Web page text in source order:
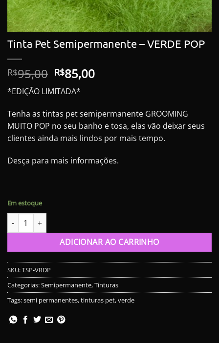
Tinta Pet Semipermanente – VERDE POP
R$95,00 O
preço
original
era:
R$95,00.
R$85,00O
é:
R$85,00.
*EDIÇÃO LIMITADA*
Tenha as tintas pet semipermanente GROOMING
MUITO POP no seu banho e tosa, elas vão deixar seus
clientes ainda mais lindos por mais tempo.
Desça para mais informações.
Em estoque
Tinta Pet Semipermanente - VERDE POP quantidade
ADICIONAR AO CARRINHO
SKU:TSP-VRDP
Categorias:Semipermanente,Tinturas
Tags:semi permanentes,tinturas pet,verde